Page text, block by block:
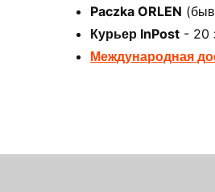
Paczka ORLEN
Курьер InPost - 20
Международная